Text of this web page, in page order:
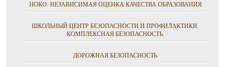
НОКО: НЕЗАВИСИМАЯ ОЦЕНКА КАЧЕСТВА ОБРАЗОВАНИЯ
ШКОЛЬНЫЙ ЦЕНТР БЕЗОПАСНОСТИ И ПРОФИЛАКТИКИ.
КОМПЛЕКСНАЯ БЕЗОПАСНОСТЬ.
ДОРОЖНАЯ БЕЗОПАСНОСТЬ